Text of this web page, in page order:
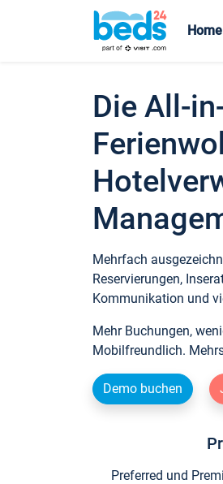
Home
Die All-
Mehrfach
Reservierungen,
Kommunikation und
Mehr Buchungen,
Mobilfreundlich.
Demo buchen
Preferred und